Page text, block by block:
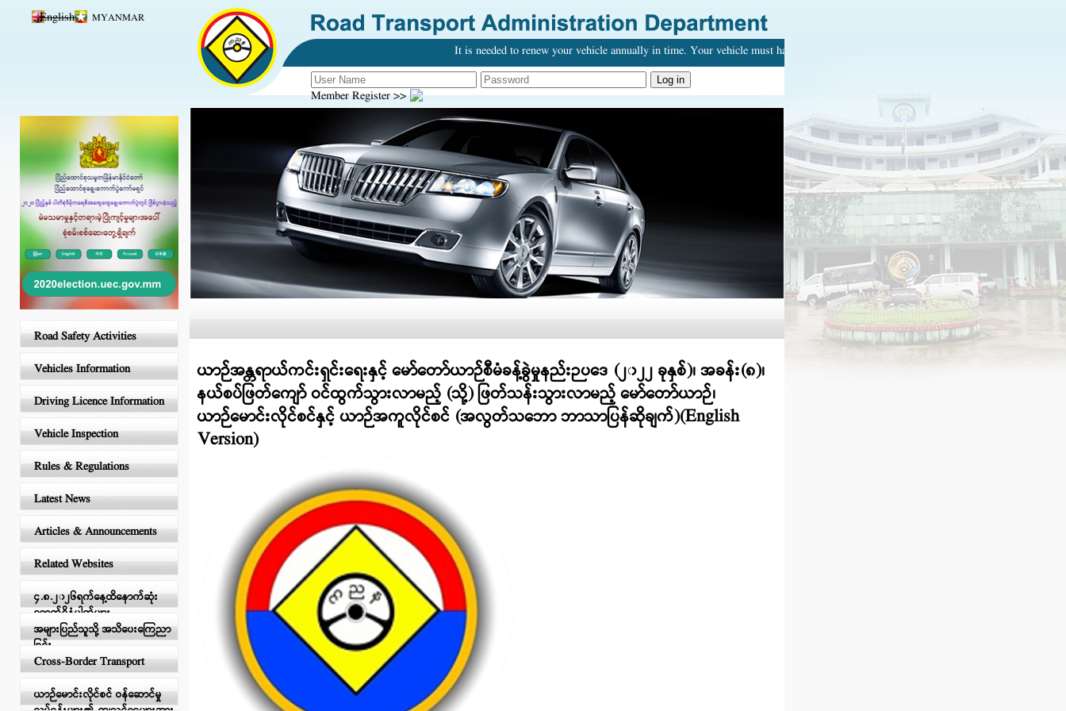
Skip to main content
English MYANMAR
Road Safety Activities
Vehicles Information
Driving Licence Information
Vehicle Inspection
Rules & Regulations
Latest News
Articles & Announcements
Related Websites
၄.၈.၂၀၂၆ရက်နေ့ထိနောက်ဆုံး
ရောက်ရှိနံပါတ်များ
အများပြည်သူသို့ အသိပေးကြေညာ
ခြင်း
Cross-Border Transport
ယာဉ်မောင်းလိုင်စင် ဝန်ဆောင်မှု
It is needed to renew your vehicle annually in time. Your vehicle must have with your name. Every adult can drive.
Member Register >>
ယာဉ်အန္တရာယ်ကင်းရှင်းရေးနှင့် မော်တော်ယာဉ်စီမံခန့်ခွဲမှုနည်းဉပဒေ (၂၀၂၂ ခုနှစ်)၊ အခန်း(၈)၊
နယ်စပ်ဖြတ်ကျော် ဝင်ထွက်သွားလာမည့် (သို့) ဖြတ်သန်းသွားလာမည့် မော်တော်ယာဉ်၊
ယာဉ်မောင်းလိုင်စင်နှင့် ယာဉ်အကူလိုင်စင် (အလွတ်သဘော ဘာသာပြန်ဆိုချက်)(English
Version)